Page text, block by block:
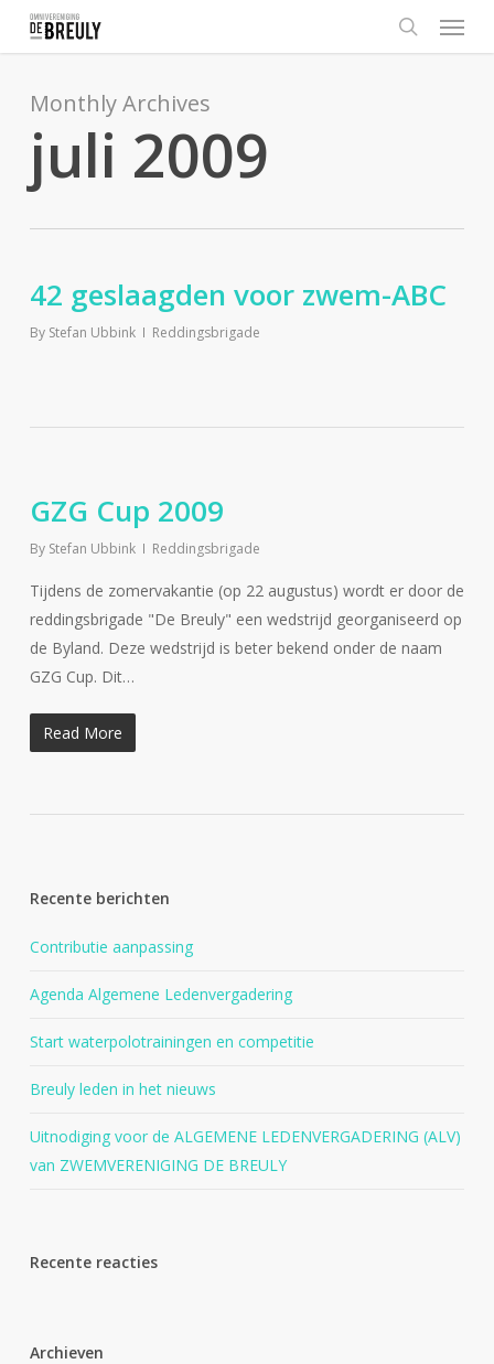
content
search
Menu
Monthly Archives
juli 2009
42 geslaagden voor zwem-ABC
By Stefan Ubbink Reddingsbrigade
GZG Cup 2009
By Stefan Ubbink Reddingsbrigade
Tijdens de zomervakantie (op 22 augustus) wordt er door de
reddingsbrigade "De Breuly" een wedstrijd georganiseerd op
de Byland. Deze wedstrijd is beter bekend onder de naam
GZG Cup. Dit…
Read More
Recente berichten
Contributie aanpassing
Agenda Algemene Ledenvergadering
Start waterpolotrainingen en competitie
Breuly leden in het nieuws
Uitnodiging voor de ALGEMENE LEDENVERGADERING (ALV)
van ZWEMVERENIGING DE BREULY
Recente reacties
Archieven